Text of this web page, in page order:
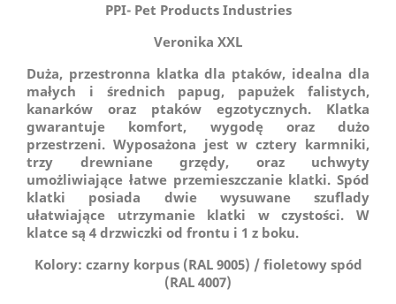
PPI- Pet Products Industries
Veronika XXL
Duża, przestronna klatka dla ptaków, idealna dla
małych i średnich papug, papużek falistych,
kanarków oraz ptaków egzotycznych. Klatka
gwarantuje komfort, wygodę oraz dużo
przestrzeni. Wyposażona jest w cztery karmniki,
trzy drewniane grzędy, oraz uchwyty
umożliwiające łatwe przemieszczanie klatki. Spód
klatki posiada dwie wysuwane szuflady
ułatwiające utrzymanie klatki w czystości. W
klatce są 4 drzwiczki od frontu i 1 z boku.
Kolory: czarny korpus (RAL 9005) / fioletowy spód
(RAL 4007)